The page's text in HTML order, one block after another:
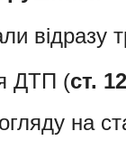
відразу
ДТП (ст.
на